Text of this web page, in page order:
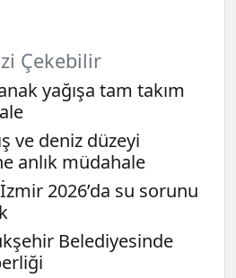
Çekebilir
yağışa tam takım
ve deniz düzeyi
anlık müdahale
2026’da su sorunu
Belediyesinde